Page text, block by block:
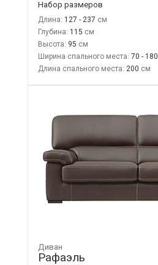
Набор размеров
Длина: 127 - 237
Глубина: 115
Высота: 95
Ширина спального места: 70 - 180
Длина спального места: 200
Диван
Рафаэль